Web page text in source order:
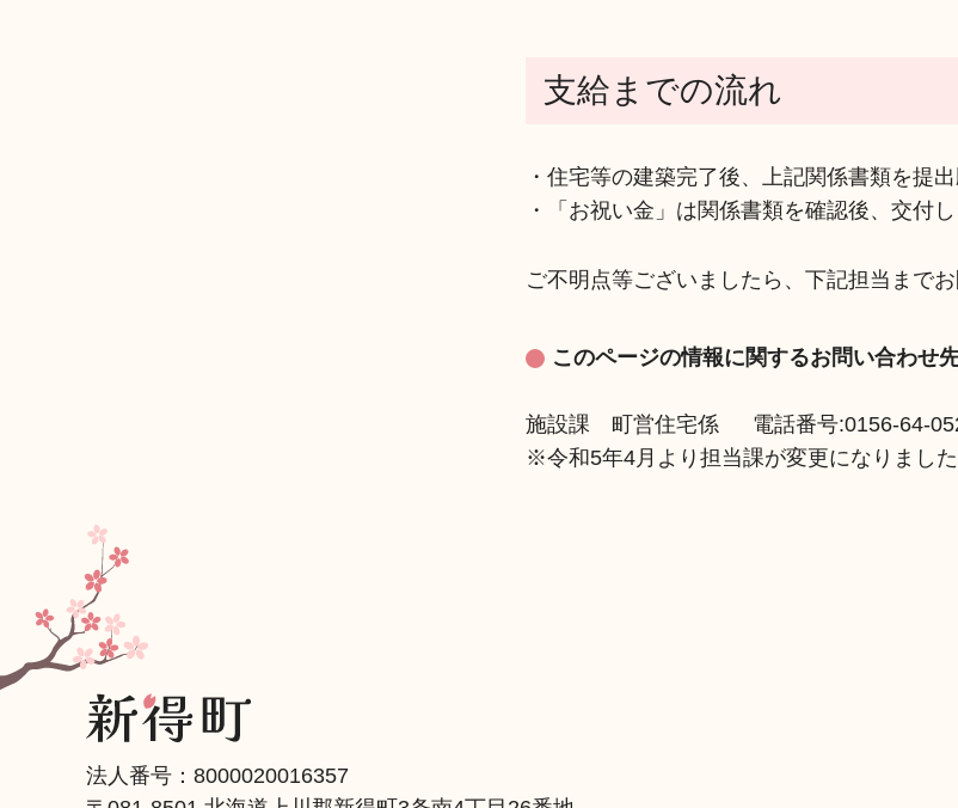
支給までの流れ
・住宅等の建築完了後、上記関係書類を提出
・「お祝い金」は関係書類を確認後、交付し
ご不明点等ございましたら、下記担当までお
このページの情報に関するお問い合わせ
施設課 町営住宅係 電話番号:0156-64-
※令和5年4月より担当課が変更になりました
法人番号：8000020016357